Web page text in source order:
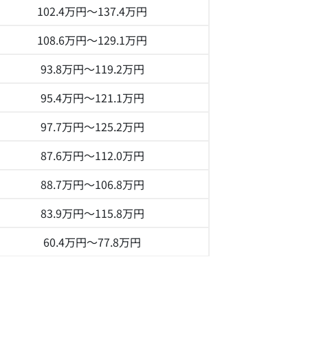
102.4万円～137.4万円
108.6万円～129.1万円
93.8万円～119.2万円
95.4万円～121.1万円
97.7万円～125.2万円
87.6万円～112.0万円
88.7万円～106.8万円
83.9万円～115.8万円
60.4万円～77.8万円